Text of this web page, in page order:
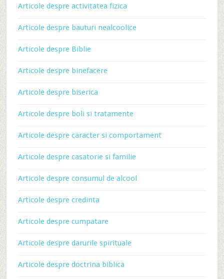
Articole despre activitatea fizica
Articole despre bauturi nealcoolice
Articole despre Biblie
Articole despre binefacere
Articole despre biserica
Articole despre boli si tratamente
Articole despre caracter si comportament
Articole despre casatorie si familie
Articole despre consumul de alcool
Articole despre credinta
Articole despre cumpatare
Articole despre darurile spirituale
Articole despre doctrina biblica